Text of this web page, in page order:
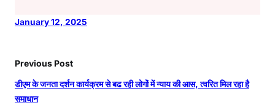
January 12, 2025
Previous Post
डीएम के जनता दर्शन कार्यक्रम से बढ रही लोगों में न्याय की आस, त्वरित मिल रहा है
समाधान